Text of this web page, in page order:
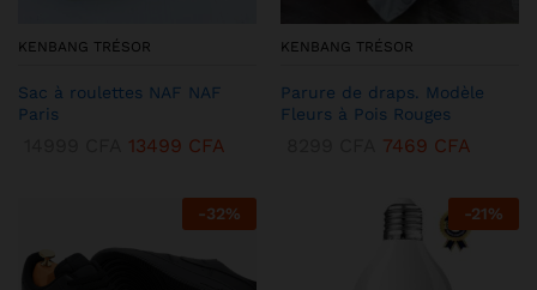
KENBANG TRÉSOR
Sac à roulettes NAF NAF
Paris
13499 CFA
KENBANG TRÉSOR
Parure de draps. Modèle
Fleurs à Pois Rouges
7469 CFA
-32% -21%